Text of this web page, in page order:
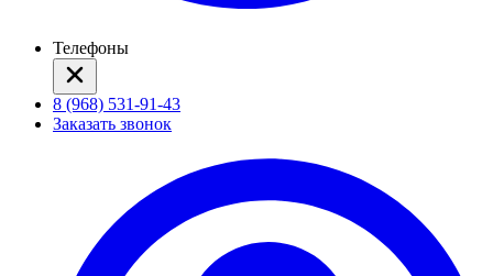
Телефоны
8 (968) 531-91-43
Заказать звонок